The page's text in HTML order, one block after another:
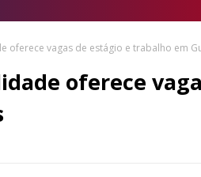
oferece vagas de estágio e trabalho em
oferece